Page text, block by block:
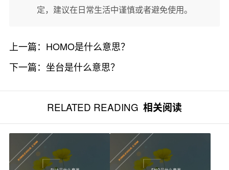
定，建议在日常生活中谨慎或者避免使用。
上一篇： HOMO是什么意思？
下一篇： 坐台是什么意思？
RELATED READING 相关阅读